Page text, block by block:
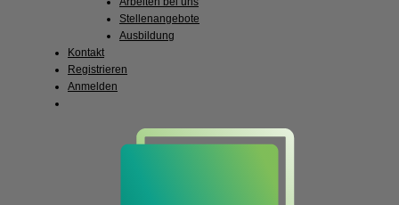
Stellenangebote
Ausbildung
Kontakt
Registrieren
Anmelden